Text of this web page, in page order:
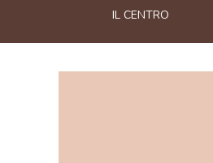
IL CENTRO